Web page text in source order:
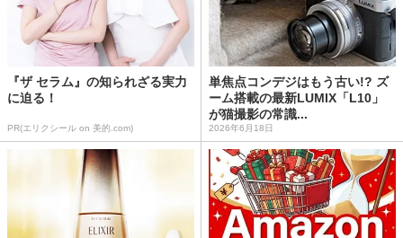
『ザ セラム』の知られざる実力
に迫る！
PR(エリクシール on 美的.com)
単焦点コンデジはもう古い!? ズ
ーム搭載の最新LUMIX「L10」
が猫撮影の常識...
2026年6月18日